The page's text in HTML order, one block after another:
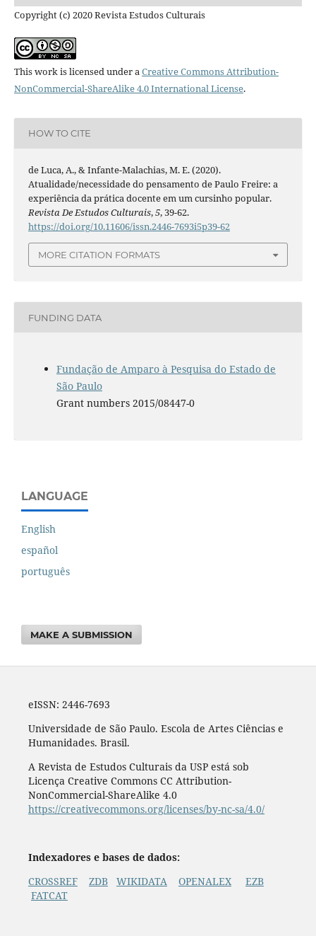
Copyright (c) 2020 Revista Estudos Culturais
This work is licensed under aCreative Commons Attribution-
NonCommercial-ShareAlike 4.0 International License.
HOW TO CITE
de Luca, A., & Infante-Malachias, M. E. (2020).
Atualidade/necessidade do pensamento de Paulo Freire: a
experiência da prática docente em um cursinho popular.
Revista De Estudos Culturais,5, 39-62.
https://doi.org/10.11606/issn.2446-7693i5p39-62
MORE CITATION FORMATS
FUNDING DATA
Fundação de Amparo à Pesquisa do Estado de
São Paulo
Grant numbers 2015/08447-0
LANGUAGE
English
español
português
MAKE A SUBMISSION
eISSN: 2446-7693
Universidade de São Paulo. Escola de Artes Ciências e
Humanidades. Brasil.
A Revista de Estudos Culturais da USP está sob
Licença Creative Commons CC Attribution-
NonCommercial-ShareAlike 4.0
https://creativecommons.org/licenses/by-nc-sa/4.0/
Indexadores e bases de dados:
CROSSREF
ZDB WIKIDATA OPENALEX
EZB
FATCAT